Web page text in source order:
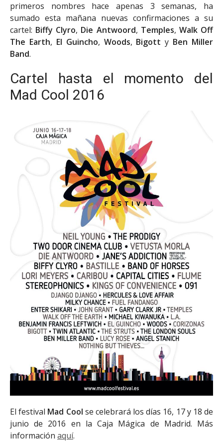
primeros nombres hace apenas 3 semanas, ha
sumado esta mañana nuevas confirmaciones a su
cartel: Biffy Clyro, Die Antwoord, Temples, Walk Off
The Earth, El Guincho, Woods, Bigott y Ben Miller
Band.
Cartel hasta el momento del
Mad Cool 2016
El festival Mad Cool se celebrará los días 16, 17 y 18 de
junio de 2016 en la Caja Mágica de Madrid. Más
información aquí.